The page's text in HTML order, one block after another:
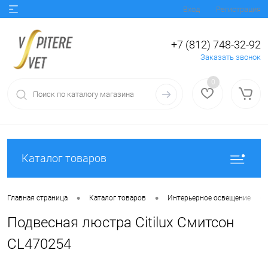
Вход Регистрация
+7 (812) 748-32-92
Заказать звонок
0
Каталог товаров
Главная страница • Каталог товаров • Интерьерное освещение
Подвесная люстра Citilux Смитсон
CL470254